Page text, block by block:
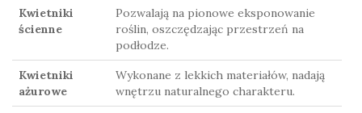
Kwietniki
ścienne
Pozwalają na pionowe eksponowanie
roślin, oszczędzając przestrzeń na
podłodze.
Kwietniki
ażurowe
Wykonane z lekkich materiałów, nadają
wnętrzu naturalnego charakteru.